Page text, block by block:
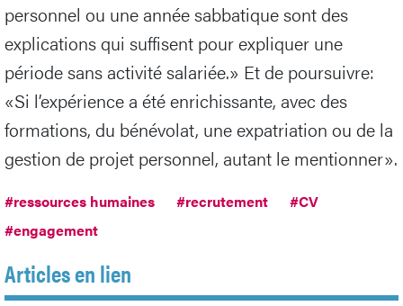
personnel ou une année sabbatique sont des
explications qui suffisent pour expliquer une
période sans activité salariée.» Et de poursuivre:
«Si l’expérience a été enrichissante, avec des
formations, du bénévolat, une expatriation ou de la
gestion de projet personnel, autant le mentionner».
#ressources humaines #recrutement
#CV
#engagement
Articles en lien